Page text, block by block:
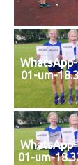
01-um-
01-um-